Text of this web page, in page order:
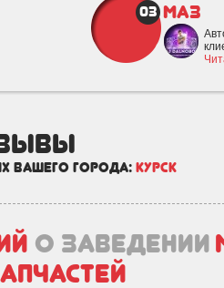
03 МАЗ
вашего города: Курск
о заведении